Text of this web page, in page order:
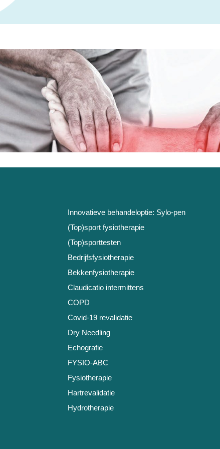
Innovatieve behandeloptie: Sylo-pen
(Top)sport fysiotherapie
(Top)sporttesten
Bedrijfsfysiotherapie
Bekkenfysiotherapie
Claudicatio intermittens
COPD
Covid-19 revalidatie
Dry Needling
Echografie
FYSIO-ABC
Fysiotherapie
Hartrevalidatie
Hydrotherapie